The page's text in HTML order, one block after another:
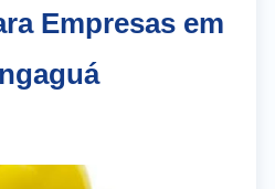
Empresas em